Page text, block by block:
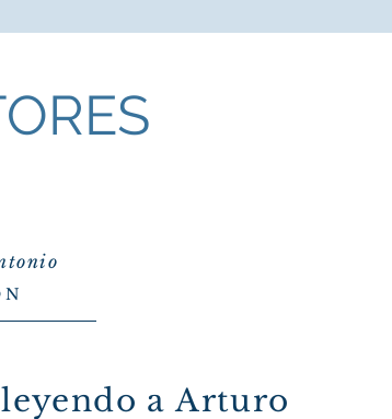
a Arturo